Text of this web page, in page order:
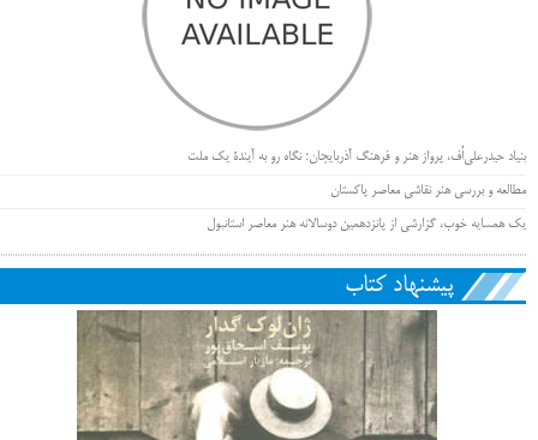
بنیاد حیدرعلی‌اُف، پرواز هنر و فرهنگ آذربایجان؛ نگاه رو به آیندۀ یک ملت
مطالعه و بررسی هنر نقاشی معاصر پاکستان
یک همسایه خوب، گزارشی از پانزدهمین دوسالانه هنر معاصر استانبول
پیشنهاد کتاب